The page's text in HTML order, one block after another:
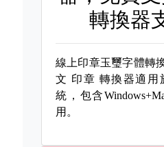
轉換器
線上印章玉璽字體轉
文 印章 轉換器適用
統，包含
用。